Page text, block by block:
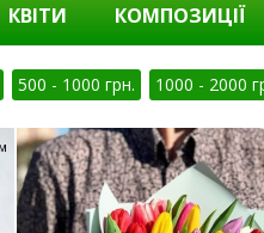
КВІТИ КОМПОЗИЦІЇ
500 - 1000 грн. 1000 - 2000